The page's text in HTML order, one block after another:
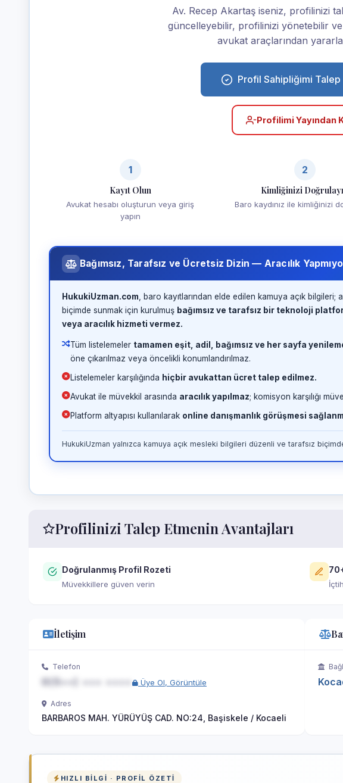
Av. Recep Akartaş iseniz, profilinizi
güncelleyebilir, profilinizi yönetebilir
avukat araçlarından
Profil Sahipliğimi Talep
Profilimi Yayından
1
Kayıt Olun
Avukat hesabı oluşturun veya giriş
yapın
2
Kimliğinizi
Baro kaydınız ile kimliğinizi
Bağımsız, Tarafsız ve Ücretsiz Dizin — Aracılık
HukukiUzman.com , baro kayıtlarından elde edilen kamuya açık
biçimde sunmak için kurulmuş bağımsız ve tarafsız bir teknoloji
veya aracılık hizmeti vermez.
Tüm listelemeler tamamen eşit, adil, bağımsız ve her sayfa
öne çıkarılmaz veya öncelikli konumlandırılmaz.
Listelemeler karşılığında hiçbir avukattan ücret talep edilmez.
Avukat ile müvekkil arasında aracılık yapılmaz; komisyon karşılığı
Platform altyapısı kullanılarak online danışmanlık görüşmesi
HukukiUzman yalnızca kamuya açık mesleki bilgileri düzenli ve tarafsız
Profilinizi Talep Etmenin Avantajları
Doğrulanmış Profil Rozeti
Müvekkillere güven verin
İletişim
Telefon
Üye Ol, Görüntüle
Adres
BARBAROS MAH. YÜRÜYÜŞ CAD. NO:24, Başiskele / Kocaeli
HIZLI BILGI · PROFIL ÖZETI